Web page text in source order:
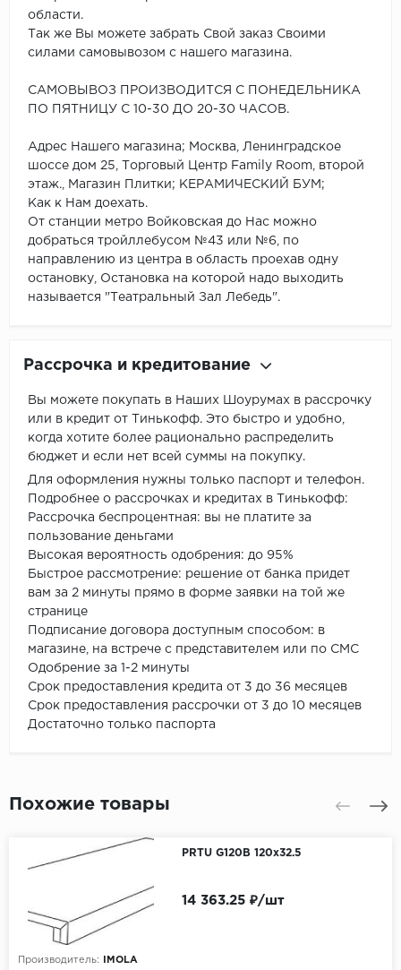
области.
Так же Вы можете забрать Свой заказ Своими
силами самовывозом с нашего магазина.
САМОВЫВОЗ ПРОИЗВОДИТСЯ С ПОНЕДЕЛЬНИКА
ПО ПЯТНИЦУ С 10-30 ДО 20-30 ЧАСОВ.
Адрес Нашего магазина; Москва, Ленинградское
шоссе дом 25, Торговый Центр Family Room, второй
этаж., Магазин Плитки; КЕРАМИЧЕСКИЙ БУМ;
Как к Нам доехать.
От станции метро Войковская до Нас можно
добраться тройллебусом №43 или №6, по
направлению из центра в область проехав одну
остановку, Остановка на которой надо выходить
называется "Театральный Зал Лебедь".
Рассрочка и кредитование
Вы можете покупать в Наших Шоурумах в рассрочку
или в кредит от Тинькофф. Это быстро и удобно,
когда хотите более рационально распределить
бюджет и если нет всей суммы на покупку.
Для оформления нужны только паспорт и телефон.
Подробнее о рассрочках и кредитах в Тинькофф:
Рассрочка беспроцентная: вы не платите за
пользование деньгами
Высокая вероятность одобрения: до 95%
Быстрое рассмотрение: решение от банка придет
вам за 2 минуты прямо в форме заявки на той же
странице
Подписание договора доступным способом: в
магазине, на встрече с представителем или по СМС
Одобрение за 1-2 минуты
Срок предоставления кредита от 3 до 36 месяцев
Срок предоставления рассрочки от 3 до 10 месяцев
Достаточно только паспорта
Похожие товары
PRTU G120B 120x32.5
Производитель:
IMOLA
14 363.25 ₽/шт